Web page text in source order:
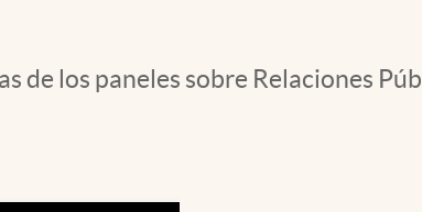
los paneles sobre Relaciones